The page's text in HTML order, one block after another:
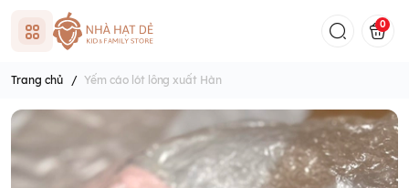
0
Trang chủ / Yếm cáo lót lông xuất Hàn